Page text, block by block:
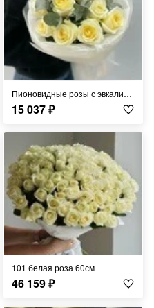
пионовидные розы с эвкалиптом
15 037₽
101 белая роза 60см
46 159₽